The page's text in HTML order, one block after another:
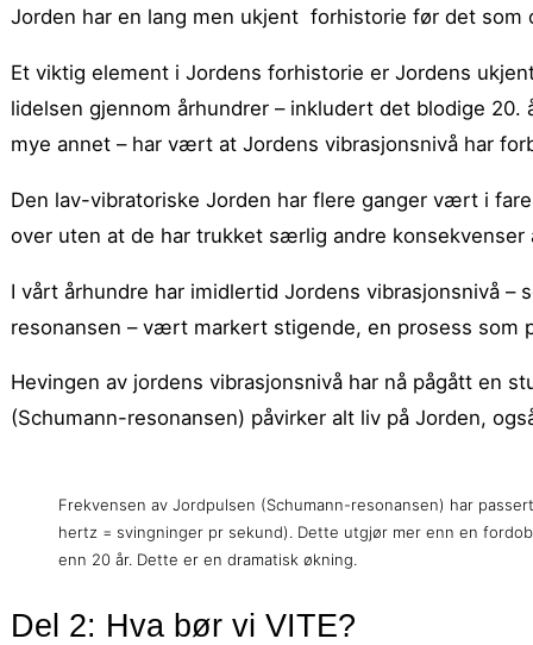
Jorden har en lang men ukjent forhistorie før det
Et viktig element i Jordens forhistorie er Jordens
lidelsen gjennom århundrer – inkludert det blodige
mye annet – har vært at Jordens vibrasjonsnivå har
Den lav-vibratoriske Jorden har flere ganger vært i
over uten at de har trukket særlig andre
I vårt århundre har imidlertid Jordens vibrasjonsnivå
resonansen – vært markert stigende, en prosess som
Hevingen av jordens vibrasjonsnivå har nå pågått en
(Schumann-resonansen) påvirker alt liv på Jorden,
Frekvensen av Jordpulsen (Schumann-resonansen) har
hertz = svingninger pr sekund). Dette utgjør mer enn en
enn 20 år. Dette er en dramatisk økning.
Del 2: Hva bør vi VITE?